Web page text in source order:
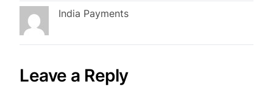
India Payments
Leave a Reply